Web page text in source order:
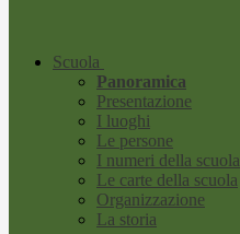
Scuola
Panoramica
Presentazione
I luoghi
Le persone
I numeri della scuola
Le carte della scuola
Organizzazione
La storia